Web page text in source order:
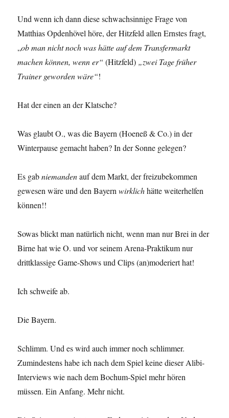
Und wenn ich dann diese schwachsinnige Frage von
Matthias Opdenhövel höre, der Hitzfeld allen Ernstes fragt,
„ob man nicht noch was hätte auf dem Transfermarkt
machen können, wenn er“ (Hitzfeld) „zwei Tage früher
Trainer geworden wäre“!
Hat der einen an der Klatsche?
Was glaubt O., was die Bayern (Hoeneß & Co.) in der
Winterpause gemacht haben? In der Sonne gelegen?
Es gabniemandenauf dem Markt, der freizubekommen
gewesen wäre und den Bayernwirklichhätte weiterhelfen
können!!
Sowas blickt man natürlich nicht, wenn man nur Brei in der
Birne hat wie O. und vor seinem Arena-Praktikum nur
drittklassige Game-Shows und Clips (an)moderiert hat!
Ich schweife ab.
Die Bayern.
Schlimm. Und es wird auch immer noch schlimmer.
Zumindestens habe ich nach dem Spiel keine dieser Alibi-
Interviews wie nach dem Bochum-Spiel mehr hören
müssen. Ein Anfang. Mehr nicht.